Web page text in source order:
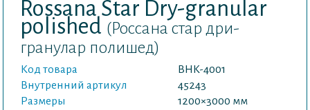
Rossana Star Dry-granular
polished (Россана стар дри-
гранулар полишед)
Код товара
BHK-4001
Внутренний артикул
45243
Размеры
1200×3000 мм